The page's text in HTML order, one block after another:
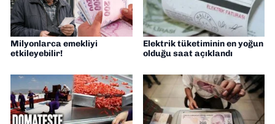
Milyonlarca emekliyi
etkileyebilir!
Elektrik tüketiminin en yoğun
olduğu saat açıklandı